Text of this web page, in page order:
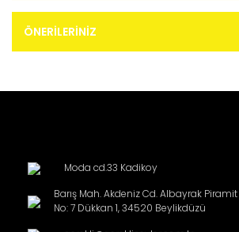
ÖNERILERINIZ
Moda cd.33 Kadikoy
Barış Mah. Akdeniz Cd. Albayrak
No: 7 Dükkan 1, 34520 Beylikdüzü